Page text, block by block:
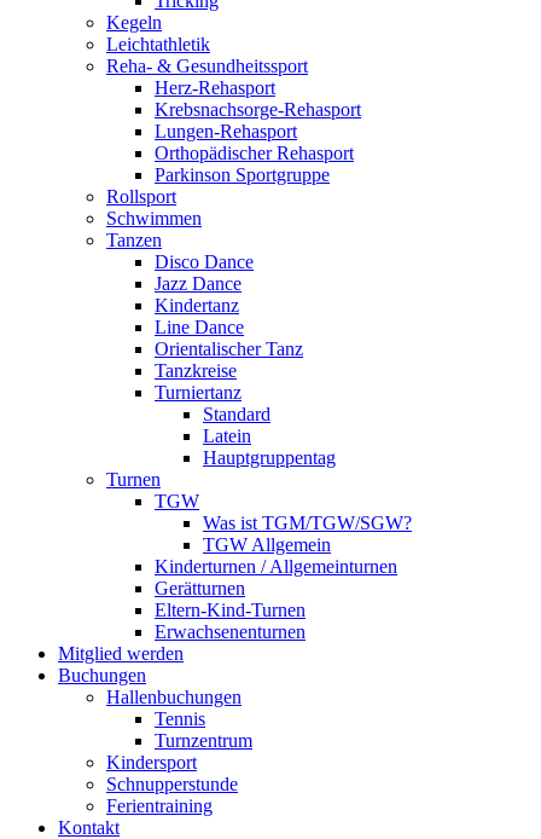
Kegeln
Leichtathletik
Reha- & Gesundheitssport
Herz-Rehasport
Krebsnachsorge-Rehasport
Lungen-Rehasport
Orthopädischer Rehasport
Parkinson Sportgruppe
Rollsport
Schwimmen
Tanzen
Disco Dance
Jazz Dance
Kindertanz
Line Dance
Orientalischer Tanz
Tanzkreise
Turniertanz
Standard
Latein
Hauptgruppentag
Turnen
TGW
Was ist TGM/TGW/SGW?
TGW Allgemein
Kinderturnen / Allgemeinturnen
Gerätturnen
Eltern-Kind-Turnen
Erwachsenenturnen
Mitglied werden
Buchungen
Hallenbuchungen
Tennis
Turnzentrum
Kindersport
Schnupperstunde
Ferientraining
Kontakt